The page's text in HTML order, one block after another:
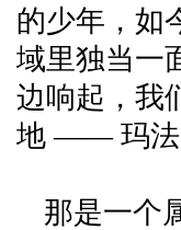
的少年，如
域里独当一
边响起，我
地 —— 玛法
那是一个